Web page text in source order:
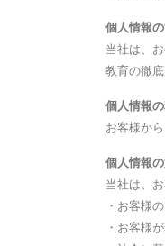
個人情報
当社は、
教育の徹
個人情報
お客様か
個人情報
当社は、
・お客様
・お客様